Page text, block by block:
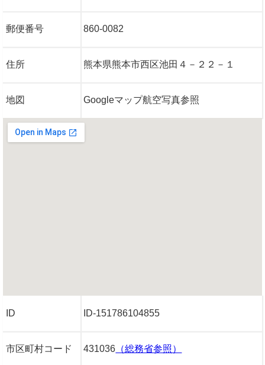
郵便番号 860-0082
住所 熊本県熊本市西区池田４－２２－１
地図 Googleマップ航空写真参照
ID ID-151786104855
市区町村コード 431036 （総務省参照）